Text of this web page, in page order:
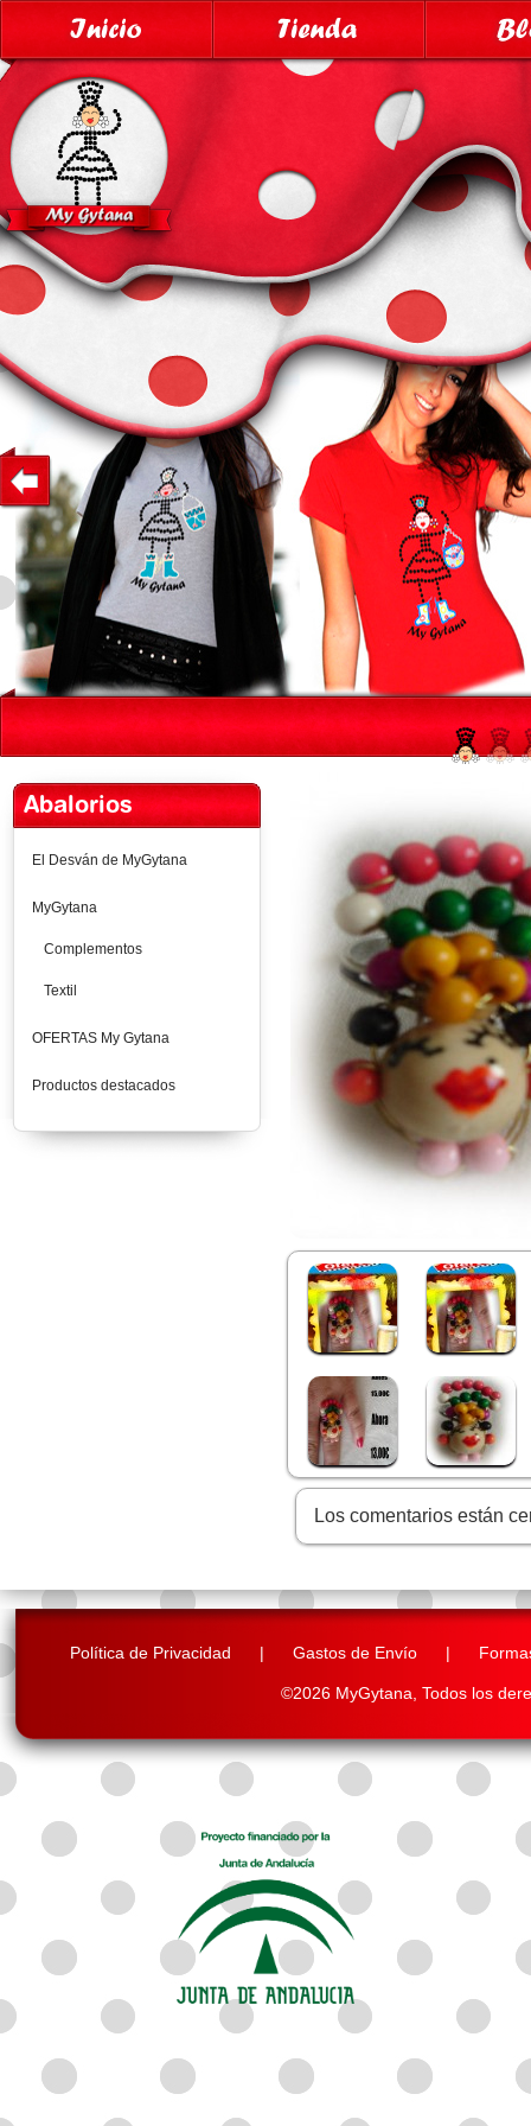
Abalorios
El Desván de MyGytana
MyGytana
Complementos
Textil
OFERTAS My Gytana
Productos destacados
Los comentarios están
Política de Privacidad | Gastos de Envío |
©2026 MyGytana, Todos los